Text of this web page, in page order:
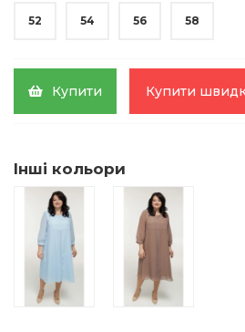
52 54 56 58
Купити Купити
Інші кольори